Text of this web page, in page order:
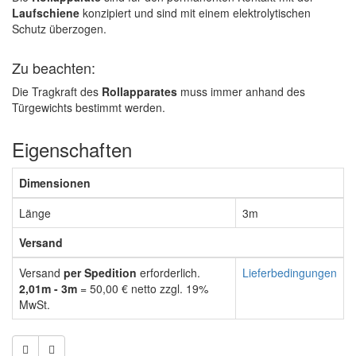
Laufschiene konzipiert und sind mit einem elektrolytischen
Schutz überzogen.
Zu beachten:
Die Tragkraft des Rollapparates muss immer anhand des
Türgewichts bestimmt werden.
Eigenschaften
Dimensionen
Länge
3m
Versand
Versand per Spedition erforderlich.
2,01m - 3m = 50,00 € netto zzgl. 19%
MwSt.
Lieferbedingungen